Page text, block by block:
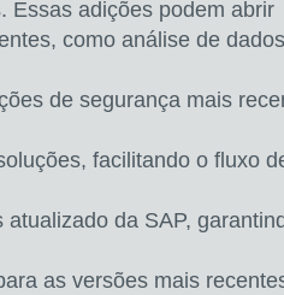
Essas adições podem abrir
como análise de dados
de segurança mais
facilitando o fluxo
da SAP,
as versões mais